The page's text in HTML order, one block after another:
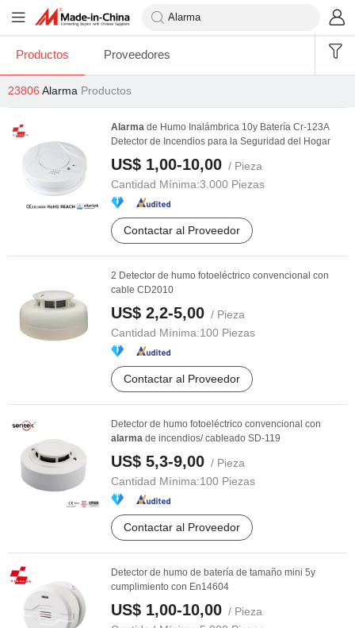
Productos Proveedores
23806 Alarma Productos
Alarma de Humo Inalámbrica 10y Batería Cr-123A
Detector de Incendios para la Seguridad del Hogar
US$ 1,00-10,00 / Pieza
Cantidad Mínima:3.000 Piezas
Contactar al Proveedor
2 Detector de humo fotoeléctrico convencional con
cable CD2010
US$ 2,2-5,00 / Pieza
Cantidad Mínima:100 Piezas
Contactar al Proveedor
Detector de humo fotoeléctrico convencional con
alarma de incendios/ cableado SD-119
US$ 5,3-9,00 / Pieza
Cantidad Mínima:100 Piezas
Contactar al Proveedor
Detector de humo de batería de tamaño mini 5y
cumplimiento con En14604
US$ 1,00-10,00 / Pieza